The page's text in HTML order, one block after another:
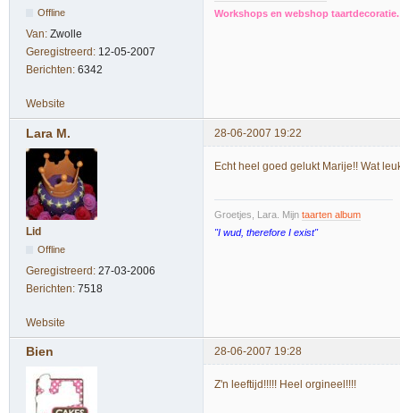
Offline
Van: Zwolle
Geregistreerd: 12-05-2007
Berichten: 6342
Workshops en webshop
Website
Lara M. 28-06-2007 19:22
Lid
Offline
Geregistreerd: 27-03-2006
Berichten: 7518
Echt heel goed gelukt Marije!! Wat
Groetjes, Lara. Mijn taarten album
"I wud, therefore I exist"
Website
Bien 28-06-2007 19:28
Z'n leeftijd!!!!! Heel orgineel!!!!